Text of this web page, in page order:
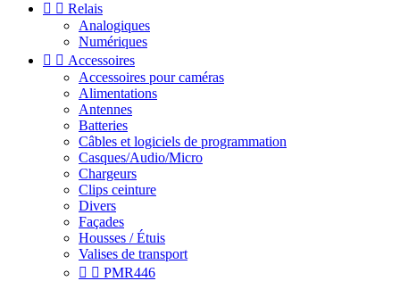
  Relais
Analogiques
Numériques
  Accessoires
Accessoires pour caméras
Alimentations
Antennes
Batteries
Câbles et logiciels de programmation
Casques/Audio/Micro
Chargeurs
Clips ceinture
Divers
Façades
Housses / Étuis
Valises de transport
  PMR446